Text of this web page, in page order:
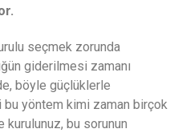
seçmek zorunda
giderilmesi zamanı
böyle güçlüklerle
bu yöntem kimi zaman birçok
kurulunuz, bu sorunun